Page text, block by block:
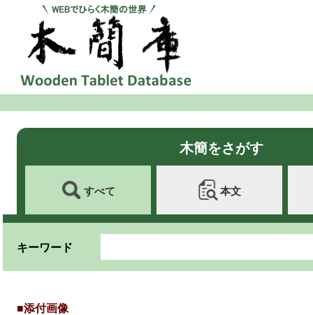
木簡をさがす
すべて 本文
キーワード
■添付画像